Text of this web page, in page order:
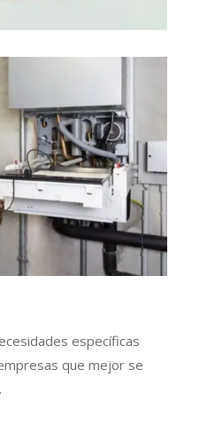
específicas
que mejor se